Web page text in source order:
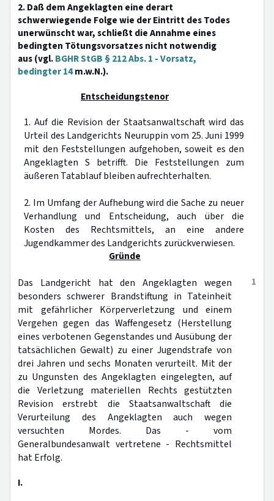
2. Daß dem Angeklagten eine derart
schwerwiegende Folge wie der Eintritt des Todes
unerwünscht war, schließt die Annahme eines
bedingten Tötungsvorsatzes nicht notwendig
aus (vgl.BGHR StGB § 212 Abs. 1 - Vorsatz,
bedingter 14m.w.N.).
Entscheidungstenor
1. Auf die Revision der Staatsanwaltschaft wird das
Urteil des Landgerichts Neuruppin vom 25. Juni 1999
mit den Feststellungen aufgehoben, soweit es den
Angeklagten S betrifft. Die Feststellungen zum
äußeren Tatablauf bleiben aufrechterhalten.
2. Im Umfang der Aufhebung wird die Sache zu neuer
Verhandlung und Entscheidung, auch über die
Kosten des Rechtsmittels, an eine andere
Jugendkammer des Landgerichts zurückverwiesen.
Gründe
1
Das Landgericht hat den Angeklagten wegen
besonders schwerer Brandstiftung in Tateinheit
mit gefährlicher Körperverletzung und einem
Vergehen gegen das Waffengesetz (Herstellung
eines verbotenen Gegenstandes und Ausübung der
tatsächlichen Gewalt) zu einer Jugendstrafe von
drei Jahren und sechs Monaten verurteilt. Mit der
zu Ungunsten des Angeklagten eingelegten, auf
die Verletzung materiellen Rechts gestützten
Revision erstrebt die Staatsanwaltschaft die
Verurteilung des Angeklagten auch wegen
versuchten Mordes. Das - vom
Generalbundesanwalt vertretene - Rechtsmittel
hat Erfolg.
I.